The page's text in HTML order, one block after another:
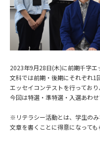
2023年9月28日(木)に前期千字エ
文科では前期・後期にそれぞれ1
エッセイコンテストを行っており、
今回は特選・準特選・入選あわ
※リテラシー活動とは、学生のみ
文章を書くことに得意になっても